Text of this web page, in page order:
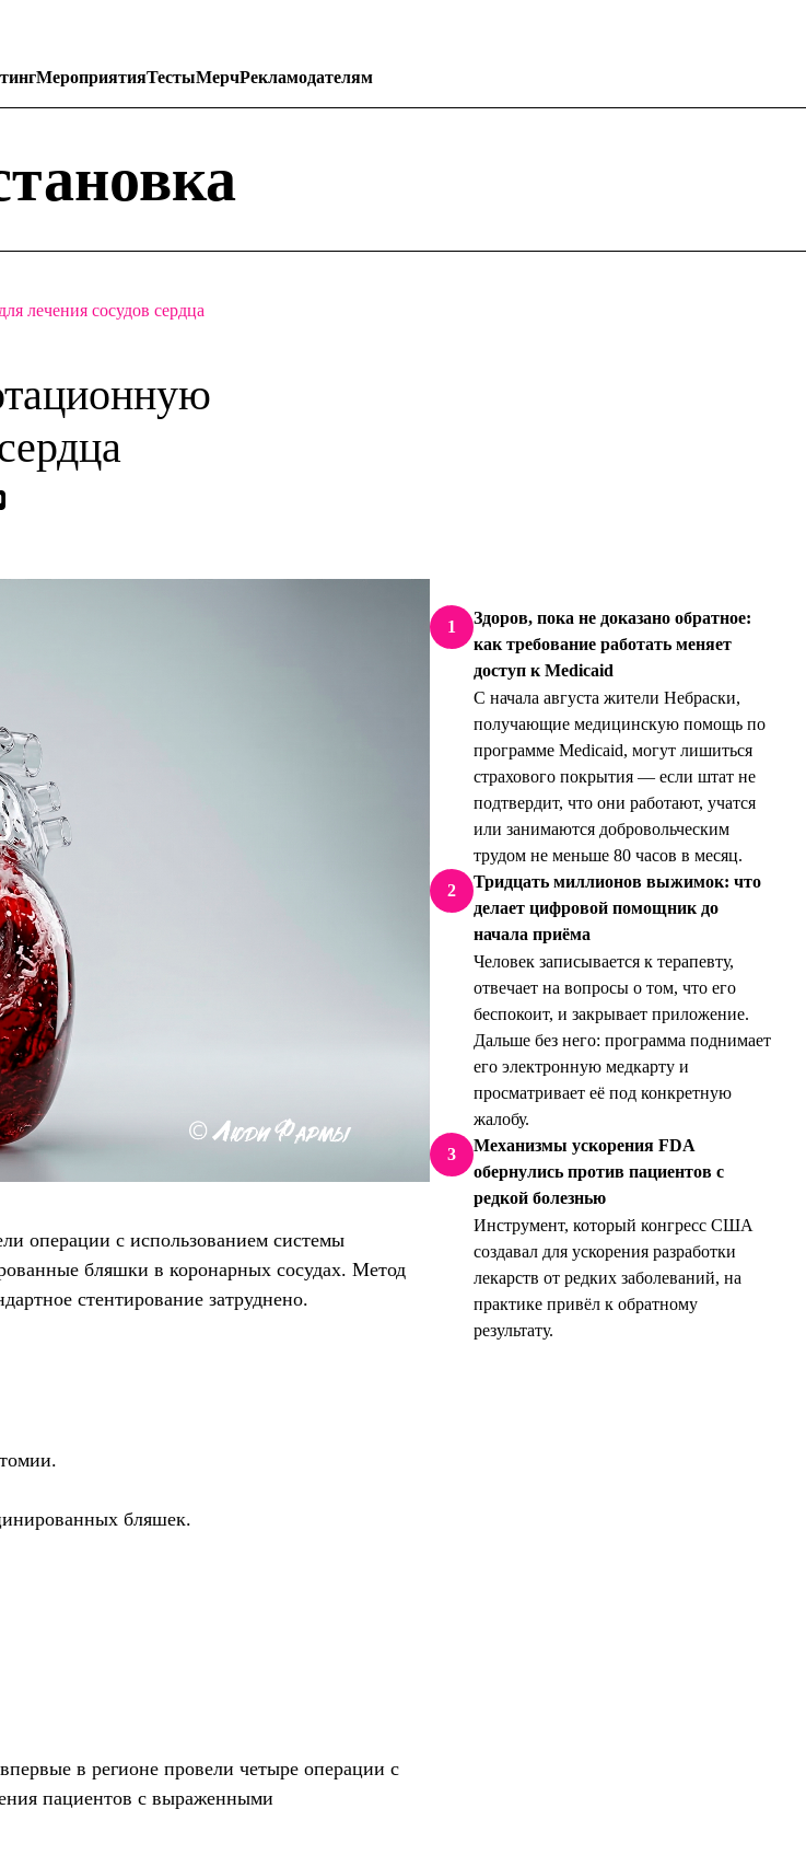
МероприятияТестыМерчРекламодателям
лечения сосудов сердца
операции с использованием системы
бляшки в коронарных сосудах. Метод
стентирование затруднено.
бляшек.
в регионе провели четыре операции с
пациентов с выраженными
1
Здоров, пока не доказано обратное:
как требование работать меняет
доступ к Medicaid
С начала августа жители Небраски,
получающие медицинскую помощь по
программе Medicaid, могут лишиться
страхового покрытия — если штат не
подтвердит, что они работают, учатся
или занимаются добровольческим
трудом не меньше 80 часов в месяц.
2
Тридцать миллионов выжимок: что
делает цифровой помощник до
начала приёма
Человек записывается к терапевту,
отвечает на вопросы о том, что его
беспокоит, и закрывает приложение.
Дальше без него: программа поднимает
его электронную медкарту и
просматривает её под конкретную
жалобу.
3
Механизмы ускорения FDA
обернулись против пациентов с
редкой болезнью
Инструмент, который конгресс США
создавал для ускорения разработки
лекарств от редких заболеваний, на
практике привёл к обратному
результату.